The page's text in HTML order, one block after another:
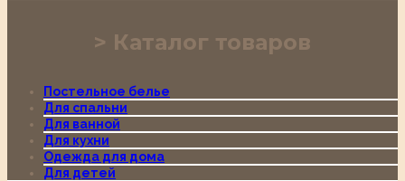
Каталог товаров
Постельное белье
Для спальни
Для ванной
Для кухни
Одежда для дома
Для детей